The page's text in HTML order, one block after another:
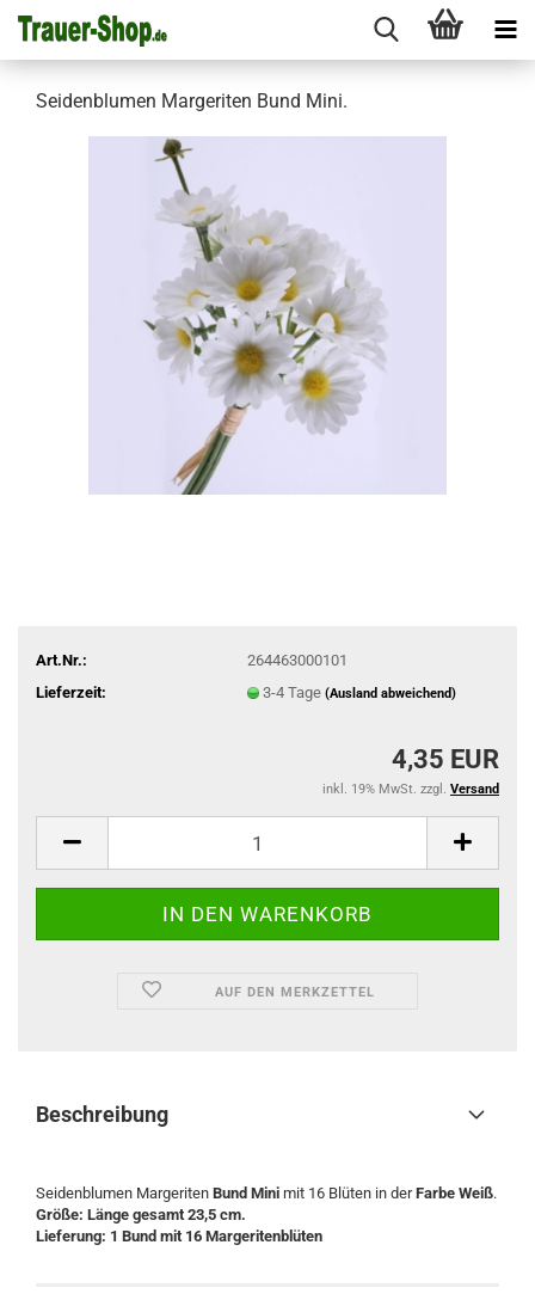
Seidenblumen Margeriten Bund Mini.
Art.Nr.:
264463000101
Lieferzeit:
3-4 Tage (Ausland abweichend)
4,35 EUR
inkl. 19% MwSt. zzgl. Versand
AUF DEN MERKZETTEL
Beschreibung
Seidenblumen Margeriten Bund Mini mit 16 Blüten in derFarbe Weiß.
Größe: Länge gesamt 23,5 cm.
Lieferung: 1 Bund mit 16 Margeritenblüten